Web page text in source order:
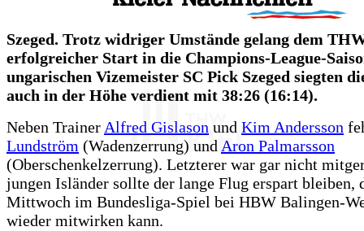
Szeged. Trotz widriger Umstände gelang dem
erfolgreicher Start in die Champions-League-
ungarischen Vizemeister SC Pick Szeged siegten
auch in der Höhe verdient mit 38:26 (16:14).
Neben Trainer Alfred Gislason und Kim Andersson
Lundström (Wadenzerrung) und Aron Palmarsson
(Oberschenkelzerrung). Letzterer war gar nicht
jungen Isländer sollte der lange Flug erspart bleiben,
Mittwoch im Bundesliga-Spiel bei HBW Balingen-
wieder mitwirken kann.